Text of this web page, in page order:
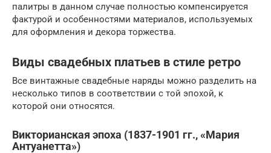
палитры в данном случае полностью компенсируется
фактурой и особенностями материалов, используемых
для оформления и декора торжества.
Виды свадебных платьев в стиле ретро
Все винтажные свадебные наряды можно разделить на
несколько типов в соответствии с той эпохой, к
которой они относятся.
Викторианская эпоха (1837-1901 гг., «Мария
Антуанетта»)